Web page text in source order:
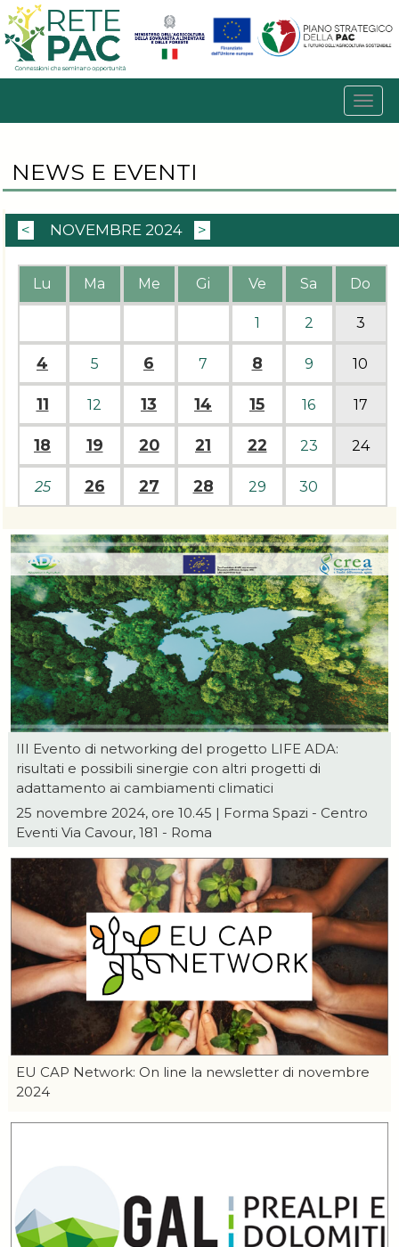
NEWS E EVENTI
< NOVEMBRE 2024 >
Lu Ma Me Gi Ve Sa Do
1 2 3
4 5 6 7 8 9 10
11 12 13 14 15 16 17
18 19 20 21 22 23 24
25 26 27 28 29 30
III Evento di networking del progetto LIFE ADA:
risultati e possibili sinergie con altri progetti di
adattamento ai cambiamenti climatici
25 novembre 2024, ore 10.45 | Forma Spazi - Centro
Eventi Via Cavour, 181 - Roma
EU CAP Network: On line la newsletter di novembre
2024